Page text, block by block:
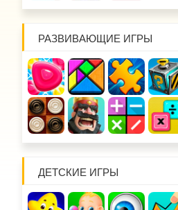
РАЗВИВАЮЩИЕ ИГРЫ
ДЕТСКИЕ ИГРЫ